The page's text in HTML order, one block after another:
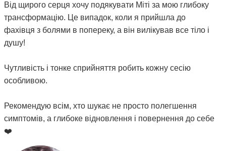
Від щирого серця хочу подякувати Міті за мою глибоку
трансформацію. Це випадок, коли я прийшла до
фахівця з болями в попереку, а він вилікував все тіло і
душу!
Чутливість і тонке сприйняття робить кожну сесію
особливою.
Рекомендую всім, хто шукає не просто полегшення
симптомів, а глибоке відновлення і повернення до себе
❤️